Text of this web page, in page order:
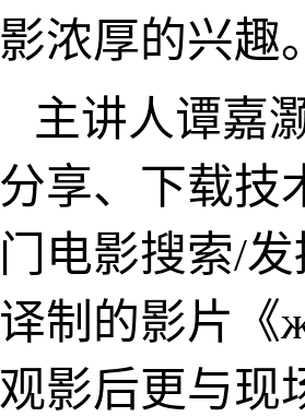
影浓厚的兴趣
主讲人谭嘉
分享、下载技
门电影搜索/
译制的影片《
观影后更与现